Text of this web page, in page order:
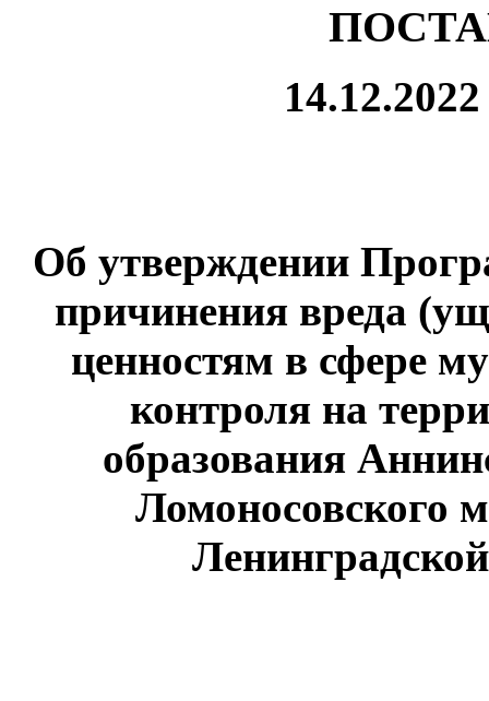
14.
Об утверждении
причинения вреда
ценностям в сфере
контроля на
образования
Ломоносовского